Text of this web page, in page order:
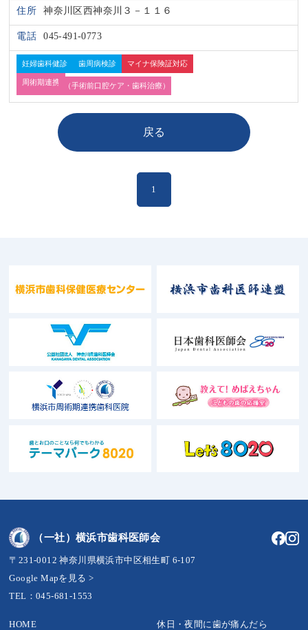
住所 神奈川区西神奈川３－１１６
電話 045-491-0773
妊婦歯科健診 歯周病検診 マイナ保険証対応
周術期連携 手術前口腔ケア・歯科治療
戻る
1
（一社）横浜市歯科医師会
〒231-0012 神奈川県横浜市中区相生町 6-107
Google Mapを見る >
TEL：045-681-1553
HOME 休日・夜間に歯が痛んだら